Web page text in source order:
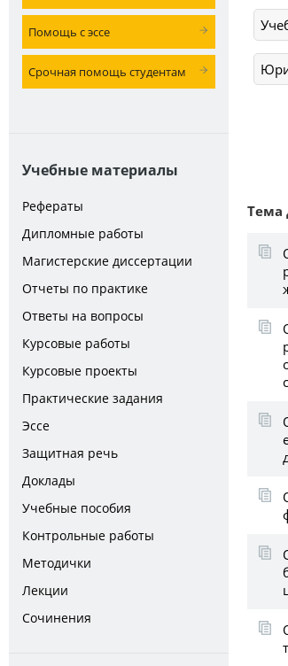
Помощь с эссе
Срочная помощь студентам
Учебные материалы
Рефераты
Дипломные работы
Магистерские диссертации
Отчеты по практике
Ответы на вопросы
Курсовые работы
Курсовые проекты
Практические задания
Эссе
Защитная речь
Доклады
Учебные пособия
Контрольные работы
Методички
Лекции
Сочинения
Тема